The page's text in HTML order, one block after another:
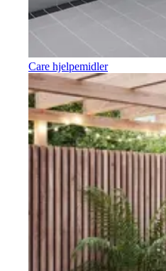
Care hjelpemidler